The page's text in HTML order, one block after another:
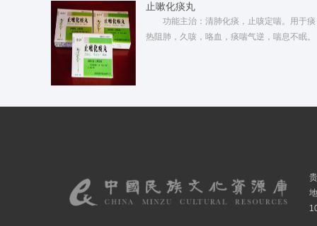
止嗽化痰丸
功能主治：清肺化痰，止咳定喘。用于痰
热阻肺，久咳，咯血，痰喘气逆，喘息不眠。